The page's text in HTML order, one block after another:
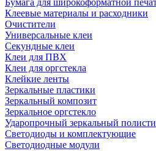
Бумага для широкоформатной
Клеевые материалы и расходники
Очистители
Универсальные клеи
Секундные клеи
Клеи для ПВХ
Клеи для оргстекла
Клейкие ленты
Зеркальные пластики
Зеркальный композит
Зеркальное оргстекло
Ударопрочный зеркальный
Светодиоды и комплектующие
Светодиодные модули